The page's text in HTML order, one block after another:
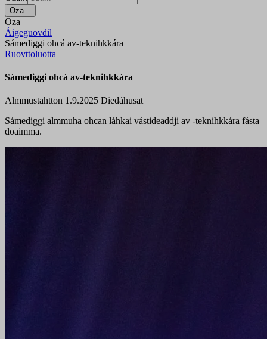
Oza...
Oza
Áigeguovdil
Sámediggi ohcá av-teknihkkára
Ruovttoluotta
Sámediggi ohcá av-teknihkkára
Almmustahtton 1.9.2025 Dieđáhusat
Sámediggi almmuha ohcan láhkai vástideaddji av -teknihkkára fásta
doaimma.